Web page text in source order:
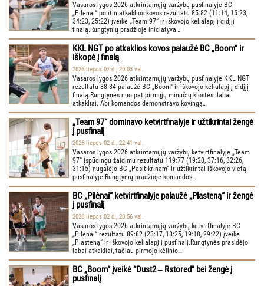
Vasaros lygos 2026 atkrintamųjų varžybų pusfinalyje BC
„Pilėnai“ po itin atkaklios kovos rezultatu 85:82 (11:14, 15:23,
34:23, 25:22) įveikė „Team 97“ ir iškovojo kelialapį į didįjį
finalą.Rungtynių pradžioje iniciatyva…
KKL NGT po atkaklios kovos palaužė BC „Boom“ ir
iškopė į finalą
2026 liepos 07 d., 20:03 val.
Vasaros lygos 2026 atkrintamųjų varžybų pusfinalyje KKL NGT
rezultatu 88:84 palaužė BC „Boom“ ir iškovojo kelialapį į didįjį
finalą.Rungtynės nuo pat pirmųjų minučių klostėsi labai
atkakliai. Abi komandos demonstravo kovingą…
„Team 97“ dominavo ketvirtfinalyje ir užtikrintai žengė
į pusfinalį
2026 liepos 02 d., 22:41 val.
Vasaros lygos 2026 atkrintamųjų varžybų ketvirtfinalyje „Team
97“ įspūdingu žaidimu rezultatu 119:77 (19:20, 37:16, 32:26,
31:15) nugalėjo BC „Pasitikrinam“ ir užtikrintai iškovojo vietą
pusfinalyje.Rungtynių pradžioje komandos…
BC „Pilėnai“ ketvirtfinalyje palaužė „Plasteną“ ir žengė
į pusfinalį
2026 liepos 02 d., 20:56 val.
Vasaros lygos 2026 atkrintamųjų varžybų ketvirtfinalyje BC
„Pilėnai“ rezultatu 89:82 (23:17, 18:25, 19:18, 29:22) įveikė
„Plasteną“ ir iškovojo kelialapį į pusfinalį.Rungtynės prasidėjo
labai atkakliai, tačiau pirmojo kėlinio…
BC „Boom“ įveikė “Dust2 ‒ Rstored” bei žengė į
pusfinalį